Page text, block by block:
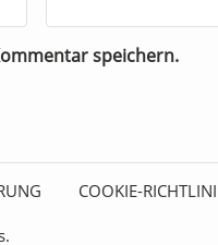
speichern.
COOKIE-